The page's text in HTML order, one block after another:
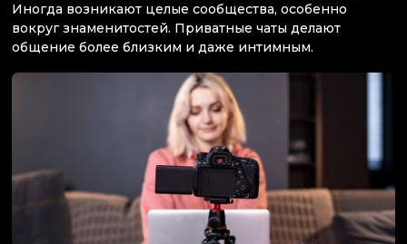
Иногда возникают целые сообщества, особенно
вокруг знаменитостей. Приватные чаты делают
общение более близким и даже интимным.